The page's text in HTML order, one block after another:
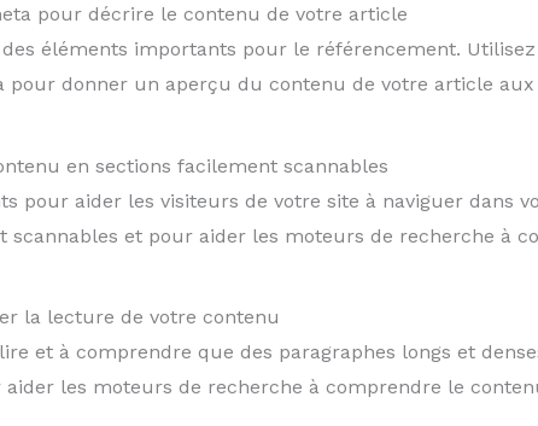
pour décrire le contenu de votre article
éléments importants pour le référencement.
pour donner un aperçu du contenu de votre article
en sections facilement scannables
pour aider les visiteurs de votre site à naviguer dans
scannables et pour aider les moteurs de recherche à
la lecture de votre contenu
et à comprendre que des paragraphes longs et
les moteurs de recherche à comprendre le